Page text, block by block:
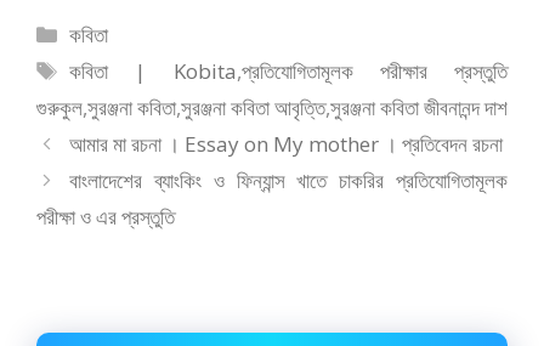
e
b
o
o
k
d
o
n
l e
বিভাগ
সমূহ
কবিতা
ট্যাগ
সমূহ
কবিতা | Kobita,প্রতিযোগিতামূলক পরীক্ষার প্রস্তুতি
গুরুকুল,সুরঞ্জনা কবিতা,সুরঞ্জনা কবিতা আবৃত্তি,সুরঞ্জনা কবিতা জীবনানন্দ দাশ
আমার মা রচনা । Essay on My mother । প্রতিবেদন রচনা
বাংলাদেশের ব্যাংকিং ও ফিন্যান্স খাতে চাকরির প্রতিযোগিতামূলক
পরীক্ষা ও এর প্রস্তুতি